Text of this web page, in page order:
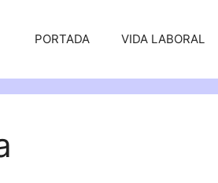
PORTADA VIDA LABORAL